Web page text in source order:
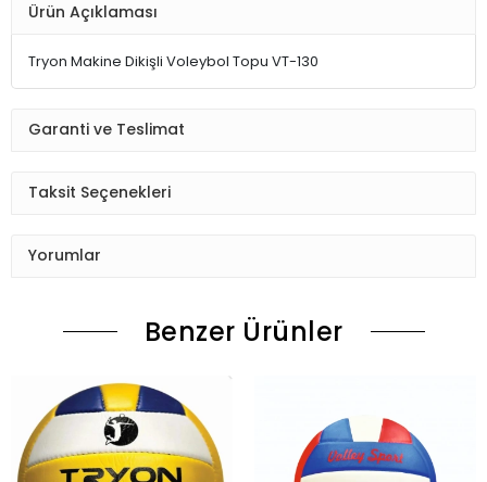
Ürün Açıklaması
Tryon Makine Dikişli Voleybol Topu VT-130
Garanti ve Teslimat
Taksit Seçenekleri
Yorumlar
Benzer Ürünler